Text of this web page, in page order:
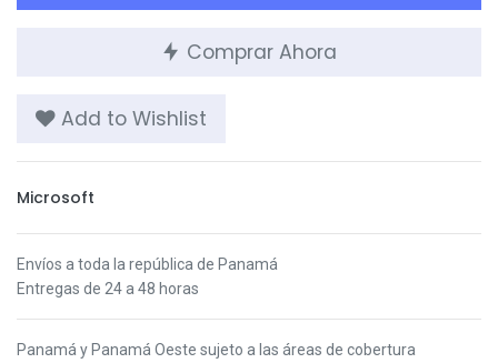
Comprar Ahora
Add to Wishlist
Microsoft
Envíos a toda la república de Panamá
Entregas de 24 a 48 horas
Panamá y Panamá Oeste sujeto a las áreas de cobertura